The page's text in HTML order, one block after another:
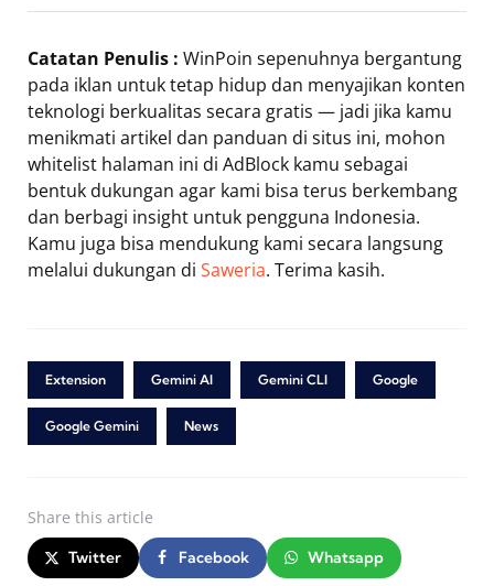
Catatan Penulis : WinPoin sepenuhnya bergantung
pada iklan untuk tetap hidup dan menyajikan konten
teknologi berkualitas secara gratis — jadi jika kamu
menikmati artikel dan panduan di situs ini, mohon
whitelist halaman ini di AdBlock kamu sebagai
bentuk dukungan agar kami bisa terus berkembang
dan berbagi insight untuk pengguna Indonesia.
Kamu juga bisa mendukung kami secara langsung
melalui dukungan di Saweria. Terima kasih.
Extension Gemini AI Gemini CLI Google
Google Gemini News
Share this article
Twitter Facebook Whatsapp